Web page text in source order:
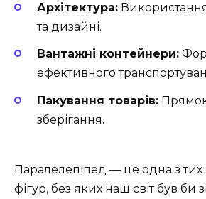
Архітектура:
та дизайні.
Вантажні контейнери:
ефективного
Пакування товарів:
зберігання.
Паралелепіпед — це одна з
фігур, без яких наш світ був би